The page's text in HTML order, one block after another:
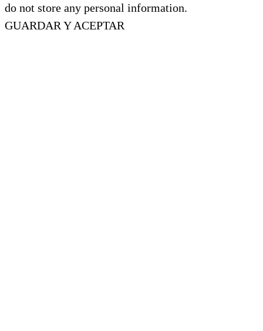
do not store any personal information.
GUARDAR Y ACEPTAR